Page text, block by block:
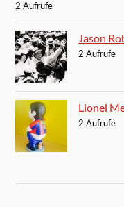
2 Aufrufe
Jason
2 Aufrufe
Lionel
2 Aufrufe